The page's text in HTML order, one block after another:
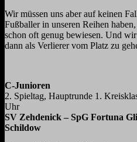
Wir müssen uns aber auf keinen
Fußballer in unseren Reihen
schon oft genug bewiesen. Und
dann als Verlierer vom Platz zu
C-Junioren
2. Spieltag, Hauptrunde 1.
Uhr
SV Zehdenick – SpG Fortuna
Schildow